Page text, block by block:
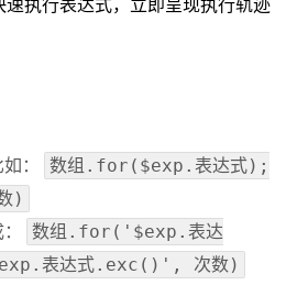
速执行表达式，立即呈现执行轨迹
：
数组.for($exp.表达式);
)
数组.for('$exp.表达
表达式.exc()', 次数)